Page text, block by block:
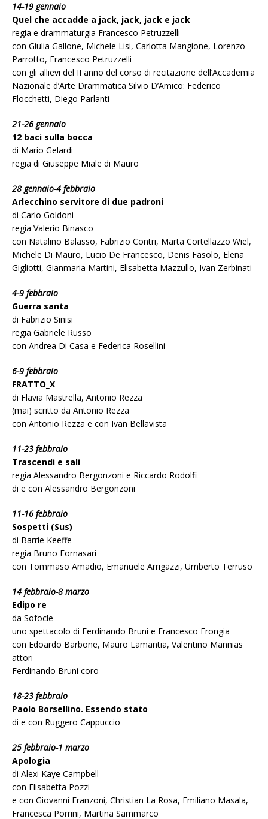
14-19 gennaio
Quel che accadde a jack, jack, jack e jack
regia e drammaturgia Francesco Petruzzelli
con Giulia Gallone, Michele Lisi, Carlotta Mangione, Lorenzo
Parrotto, Francesco Petruzzelli
con gli allievi del II anno del corso di recitazione dell’Accademia
Nazionale d’Arte Drammatica Silvio D’Amico: Federico
Flocchetti, Diego Parlanti
21-26 gennaio
12 baci sulla bocca
di Mario Gelardi
regia di Giuseppe Miale di Mauro
28 gennaio-4 febbraio
Arlecchino servitore di due padroni
di Carlo Goldoni
regia Valerio Binasco
con Natalino Balasso, Fabrizio Contri, Marta Cortellazzo Wiel,
Michele Di Mauro, Lucio De Francesco, Denis Fasolo, Elena
Gigliotti, Gianmaria Martini, Elisabetta Mazzullo, Ivan Zerbinati
4-9 febbraio
Guerra santa
di Fabrizio Sinisi
regia Gabriele Russo
con Andrea Di Casa e Federica Rosellini
6-9 febbraio
FRATTO_X
di Flavia Mastrella, Antonio Rezza
(mai) scritto da Antonio Rezza
con Antonio Rezza e con Ivan Bellavista
11-23 febbraio
Trascendi e sali
regia Alessandro Bergonzoni e Riccardo Rodolfi
di e con Alessandro Bergonzoni
11-16 febbraio
Sospetti (Sus)
di Barrie Keeffe
regia Bruno Fornasari
con Tommaso Amadio, Emanuele Arrigazzi, Umberto Terruso
14 febbraio-8 marzo
Edipo re
da Sofocle
uno spettacolo di Ferdinando Bruni e Francesco Frongia
con Edoardo Barbone, Mauro Lamantia, Valentino Mannias
attori
Ferdinando Bruni coro
18-23 febbraio
Paolo Borsellino. Essendo stato
di e con Ruggero Cappuccio
25 febbraio-1 marzo
Apologia
di Alexi Kaye Campbell
con Elisabetta Pozzi
e con Giovanni Franzoni, Christian La Rosa, Emiliano Masala,
Francesca Porrini, Martina Sammarco